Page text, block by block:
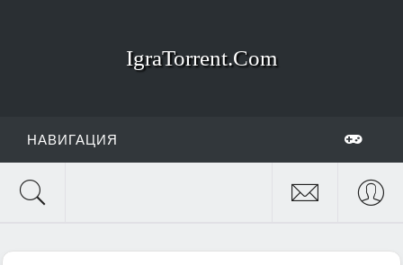
IgraTorrent.Com
НАВИГАЦИЯ